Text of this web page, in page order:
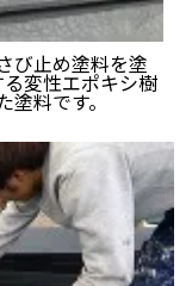
び止め塗料を塗
変性エポキシ樹
料です。